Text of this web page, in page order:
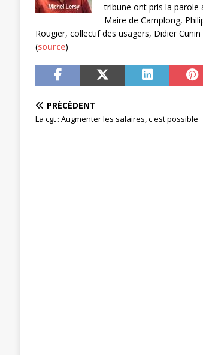
[ 11 septembre
[ 27 avril 2024 ]
tribune ont pris la parole
Maire de Camplong,
Rougier, collectif des usagers, Didier
(source)
PRÉCÉDENT
La cgt : Augmenter les salaires, c'est possible